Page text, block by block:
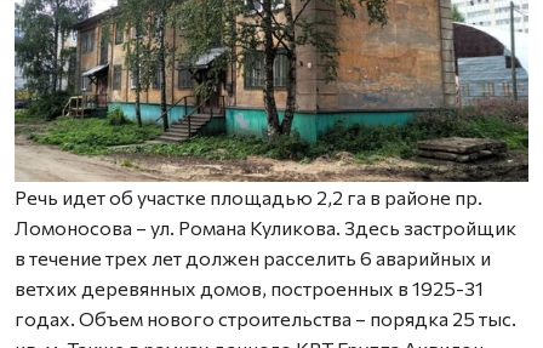
Речь идет об участке площадью 2,2 га в районе пр.
Ломоносова – ул. Романа Куликова. Здесь застройщик
в течение трех лет должен расселить 6 аварийных и
ветхих деревянных домов, построенных в 1925-31
годах. Объем нового строительства – порядка 25 тыс.